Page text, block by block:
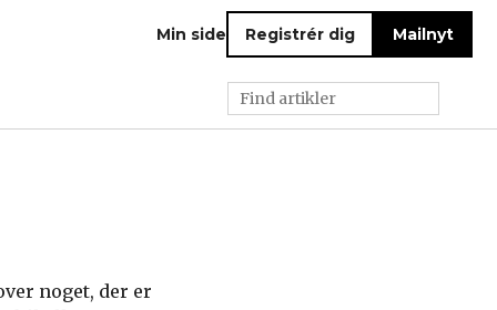
Min side Registrér dig Mailnyt
noget, der er